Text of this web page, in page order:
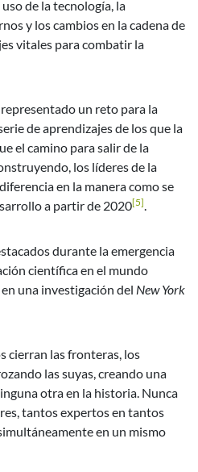
de la tecnología, la
y los cambios en la cadena de
vitales para combatir la
un reto para la
de aprendizajes de los que la
el camino para salir de la
los líderes de la
en la manera como se
a partir de 2020[5].
durante la emergencia
científica en el mundo
una investigación del New York
cierran las fronteras, los
las suyas, creando una
otra en la historia. Nunca
tantos expertos en tantos
en un mismo